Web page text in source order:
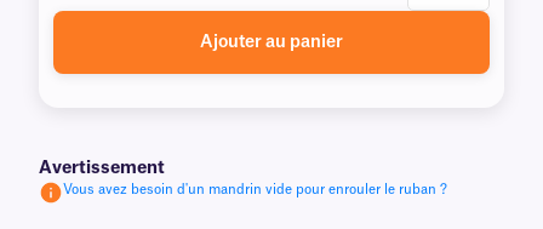
Ajouter au panier
Avertissement
Vous avez besoin d'un mandrin vide pour enrouler le ruban ?